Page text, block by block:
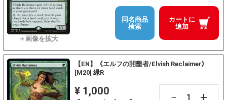
カートに
追加
同名商品
検索
【EN】《エルフの開墾者/Elvish Reclaimer》
[M20] 緑R
¥ 1,000
－